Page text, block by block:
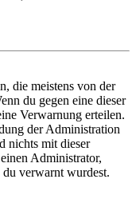
die meistens von der
du gegen eine dieser
Verwarnung erteilen.
der Administration
nichts mit dieser
Administrator,
verwarnt wurdest.